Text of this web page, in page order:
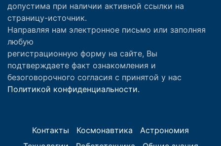
допустима при наличии активной ссылки на
страницу-источник.
Направляя нам электронное письмо или заполняя
любую
регистрационную форму на сайте, Вы
подтверждаете факт ознакомления и
безоговорочного согласия с принятой у нас
Политикой конфиденциальности.
Контакты Космонавтика
Астрономия